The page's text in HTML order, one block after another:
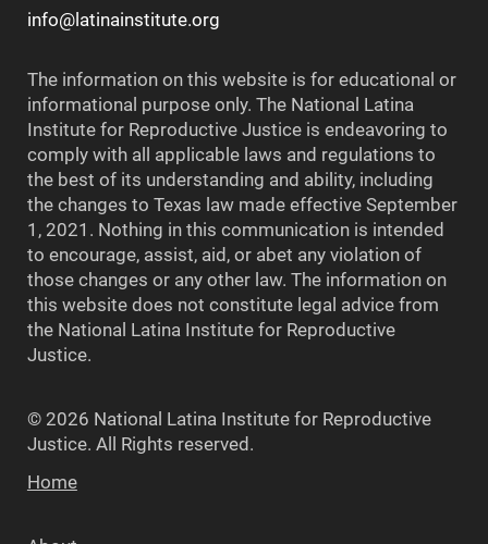
info@latinainstitute.org
The information on this website is for educational or
informational purpose only. The National Latina
Institute for Reproductive Justice is endeavoring to
comply with all applicable laws and regulations to
the best of its understanding and ability, including
the changes to Texas law made effective September
1, 2021. Nothing in this communication is intended
to encourage, assist, aid, or abet any violation of
those changes or any other law. The information on
this website does not constitute legal advice from
the National Latina Institute for Reproductive
Justice.
© 2026 National Latina Institute for Reproductive
Justice. All Rights reserved.
Home